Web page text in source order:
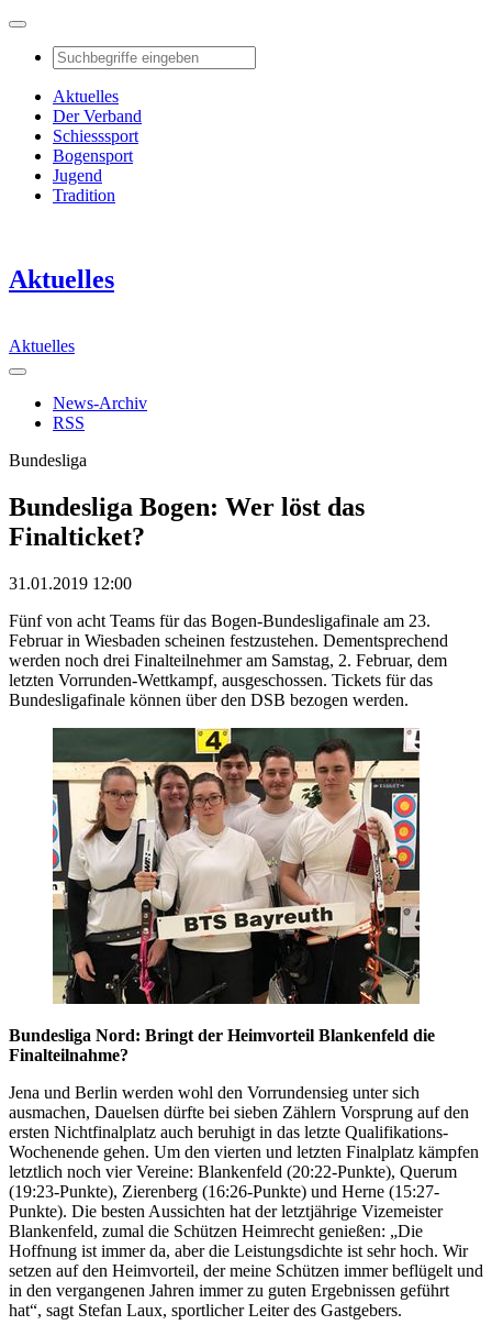
Aktuelles
Der Verband
Schiesssport
Bogensport
Jugend
Tradition
Aktuelles
Aktuelles
News-Archiv
RSS
Bundesliga
Bundesliga Bogen: Wer löst das
Finalticket?
31.01.2019 12:00
Fünf von acht Teams für das Bogen-Bundesligafinale am 23.
Februar in Wiesbaden scheinen festzustehen. Dementsprechend
werden noch drei Finalteilnehmer am Samstag, 2. Februar, dem
letzten Vorrunden-Wettkampf, ausgeschossen. Tickets für das
Bundesligafinale können über den DSB bezogen werden.
Bundesliga Nord: Bringt der Heimvorteil Blankenfeld die
Finalteilnahme?
Jena und Berlin werden wohl den Vorrundensieg unter sich
ausmachen, Dauelsen dürfte bei sieben Zählern Vorsprung auf den
ersten Nichtfinalplatz auch beruhigt in das letzte Qualifikations-
Wochenende gehen. Um den vierten und letzten Finalplatz kämpfen
letztlich noch vier Vereine: Blankenfeld (20:22-Punkte), Querum
(19:23-Punkte), Zierenberg (16:26-Punkte) und Herne (15:27-
Punkte). Die besten Aussichten hat der letztjährige Vizemeister
Blankenfeld, zumal die Schützen Heimrecht genießen: „Die
Hoffnung ist immer da, aber die Leistungsdichte ist sehr hoch. Wir
setzen auf den Heimvorteil, der meine Schützen immer beflügelt und
in den vergangenen Jahren immer zu guten Ergebnissen geführt
hat“, sagt Stefan Laux, sportlicher Leiter des Gastgebers.